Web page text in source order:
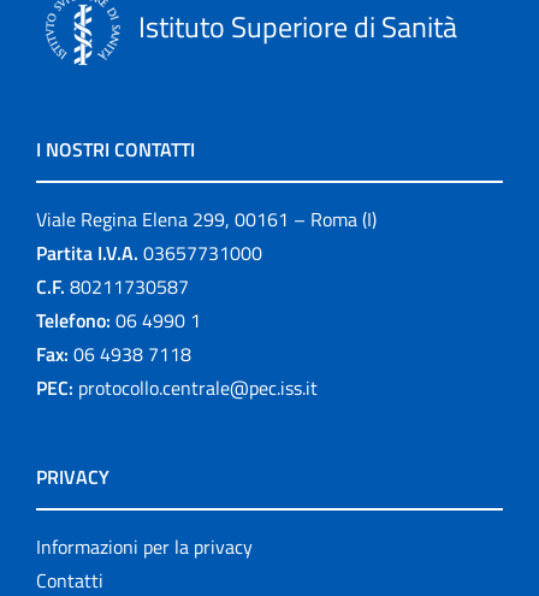
Istituto Superiore di Sanità
I NOSTRI CONTATTI
Viale Regina Elena 299, 00161 – Roma (I)
Partita I.V.A. 03657731000
C.F. 80211730587
Telefono: 06 4990 1
Fax: 06 4938 7118
PEC: protocollo.centrale@pec.iss.it
PRIVACY
Informazioni per la privacy
Contatti